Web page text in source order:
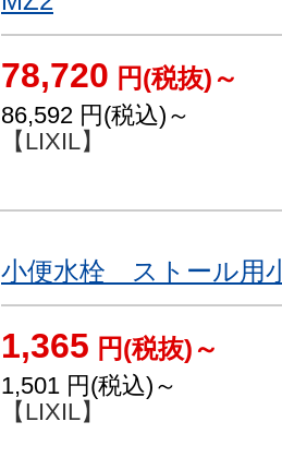
78,720 円(税抜)～
86,592 円(税込)～
【LIXIL】
小便水栓 ストール用
1,365 円(税抜)～
1,501 円(税込)～
【LIXIL】